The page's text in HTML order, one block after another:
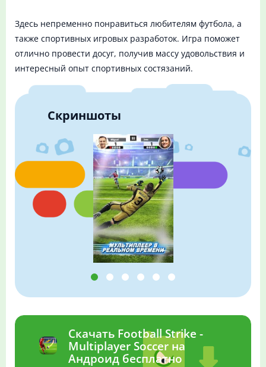
Здесь непременно понравиться любителям футбола, а
также спортивных игровых разработок. Игра поможет
отлично провести досуг, получив массу удовольствия и
интересный опыт спортивных состязаний.
Скриншоты
Скачать Football Strike -
Multiplayer Soccer на
Андроид бесплатно